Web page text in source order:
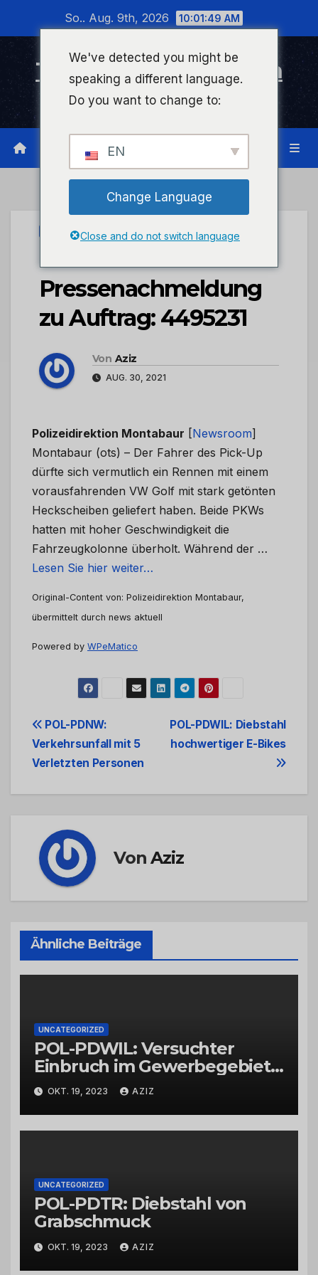
wechseln
So.. Aug. 9th, 2026 10:01:49 AM
Timeline Bad Kreuznach
Infonetzwerk für Bad Kreuznach
UNCATEGORIZED
POL-PDMT:
Pressenachmeldung
zu Auftrag: 4495231
Von Aziz
AUG. 30, 2021
Polizeidirektion Montabaur [Newsroom]
Montabaur (ots) – Der Fahrer des Pick-Up
dürfte sich vermutlich ein Rennen mit einem
vorausfahrenden VW Golf mit stark getönten
Heckscheiben geliefert haben. Beide PKWs
hatten mit hoher Geschwindigkeit die
Fahrzeugkolonne überholt. Während der …
Lesen Sie hier weiter…
Original-Content von: Polizeidirektion Montabaur,
übermittelt durch news aktuell
Powered by WPeMatico
Beitrags-
Navigation
POL-PDWIL: Diebstahl
hochwertiger E-Bikes
POL-PDNW:
Verkehrsunfall mit 5
Verletzten Personen
VonAziz
Ähnliche Beiträge
UNCATEGORIZED
POL-PDWIL: Versuchter
Einbruch im Gewerbegebiet
Wittlich
OKT. 19, 2023 AZIZ
UNCATEGORIZED
POL-PDTR: Diebstahl von
Grabschmuck
OKT. 19, 2023 AZIZ
We've detected you might be
speaking a different language.
Do you want to change to:
EN
Change Language
Close and do not switch language